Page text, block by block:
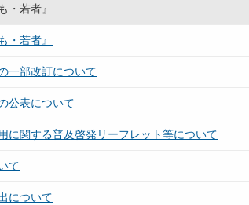
・若者』
・若者』
一部改訂について
公表について
に関する普及啓発リーフレット等について
て
について